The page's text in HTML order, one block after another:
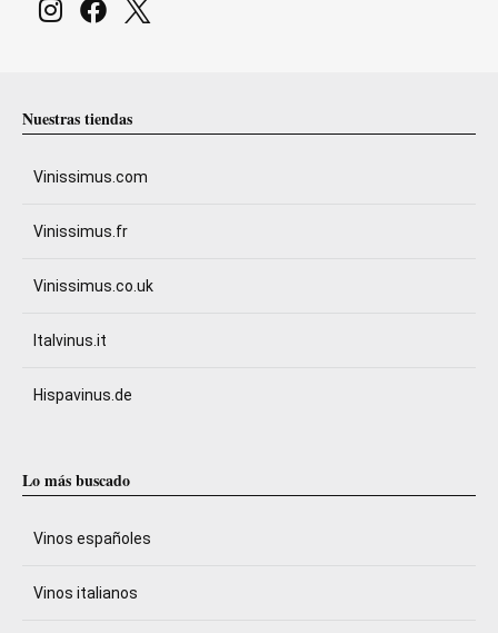
Nuestras tiendas
Vinissimus.com
Vinissimus.fr
Vinissimus.co.uk
Italvinus.it
Hispavinus.de
Lo más buscado
Vinos españoles
Vinos italianos